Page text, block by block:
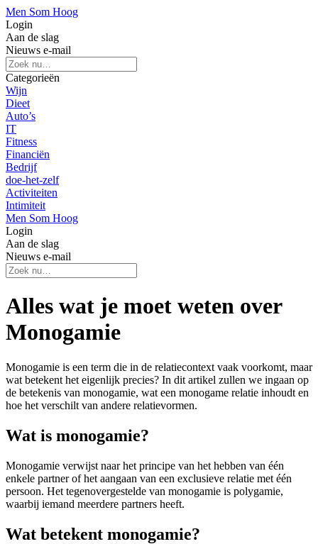
Men Som Hoog
Login
Aan de slag
Nieuws e-mail
Categorieën
Wijn
Dieet
Auto’s
IT
Fitness
Financiën
Bedrijf
doe-het-zelf
Activiteiten
Intimiteit
Men Som Hoog
Login
Aan de slag
Nieuws e-mail
Alles wat je moet weten over
Monogamie
Monogamie is een term die in de relatiecontext vaak voorkomt, maar
wat betekent het eigenlijk precies? In dit artikel zullen we ingaan op
de betekenis van monogamie, wat een monogame relatie inhoudt en
hoe het verschilt van andere relatievormen.
Wat is monogamie?
Monogamie verwijst naar het principe van het hebben van één
enkele partner of het aangaan van een exclusieve relatie met één
persoon. Het tegenovergestelde van monogamie is polygamie,
waarbij iemand meerdere partners heeft.
Wat betekent monogamie?